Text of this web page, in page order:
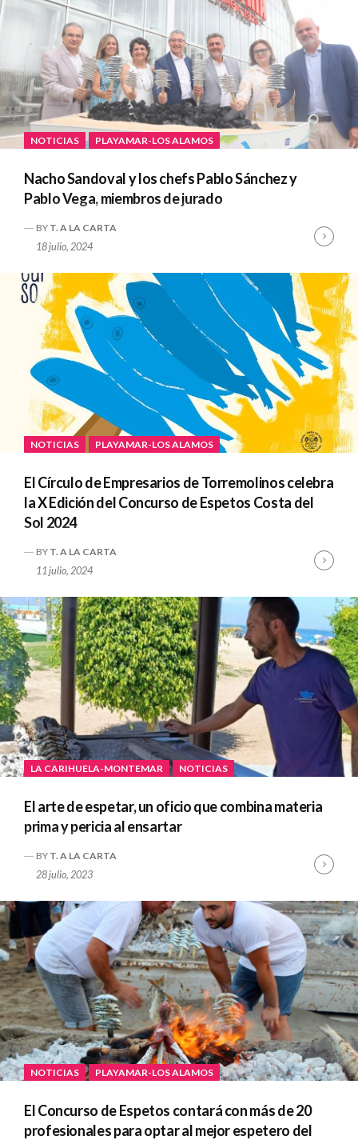
NOTICIAS PLAYAMAR-LOS ALAMOS
Nacho Sandoval y los chefs Pablo Sánchez y
Pablo Vega, miembros de jurado
BY T. A LA CARTA
18 julio, 2024
NOTICIAS PLAYAMAR-LOS ALAMOS
El Círculo de Empresarios de Torremolinos celebra
la X Edición del Concurso de Espetos Costa del
Sol 2024
BY T. A LA CARTA
11 julio, 2024
LA CARIHUELA-MONTEMAR NOTICIAS
El arte de espetar, un oficio que combina materia
prima y pericia al ensartar
BY T. A LA CARTA
28 julio, 2023
NOTICIAS PLAYAMAR-LOS ALAMOS
El Concurso de Espetos contará con más de 20
profesionales para optar al mejor espetero del